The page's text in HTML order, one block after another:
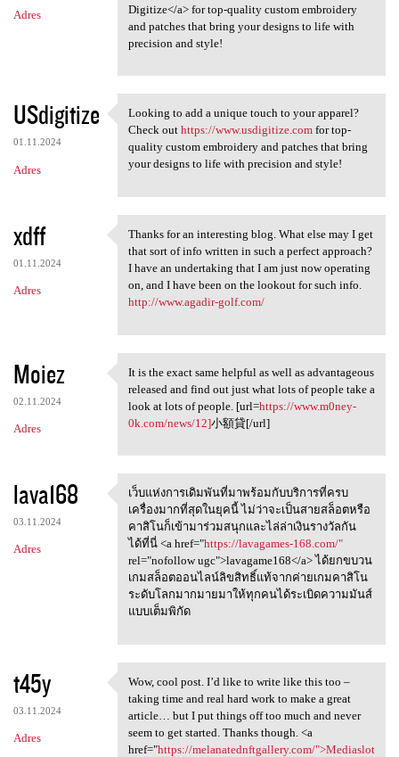
Adres
Digitize</a> for top-quality custom embroidery
and patches that bring your designs to life with
precision and style!
USdigitize
01.11.2024
Adres
Looking to add a unique touch
Looking to add a unique touch to your apparel?
Check out https://www.usdigitize.comfor top-
quality custom embroidery and patches that bring
your designs to life with precision and style!
xdff
01.11.2024
Adres
Thanks for an interesting
Thanks for an interesting blog. What else may I get
that sort of info written in such a perfect approach?
I have an undertaking that I am just now operating
on, and I have been on the lookout for such info.
http://www.agadir-golf.com/
Moiez
02.11.2024
Adres
It is the exact same helpful
It is the exact same helpful as well as advantageous
released and find out just what lots of people take a
look at lots of people. [url=https://www.m0ney-
0k.com/news/12]小額貸[/url]
lava168
03.11.2024
Adres
เว็บแห่งการเดิมพันที่มาพร้อมก
เว็บแห่งการเดิมพันที่มาพร้อมกับบริการที่ครบ
เครื่องมากที่สุดในยุคนี้ ไม่ว่าจะเป็นสายสล็อตหรือ
คาสิโนก็เข้ามาร่วมสนุกและไล่ล่าเงินรางวัลกัน
ได้ที่นี่ <a href="https://lavagames-168.com/"
rel="nofollow ugc">lavagame168</a> ได้ยกขบวน
เกมสล็อตออนไลน์ลิขสิทธิ์แท้จากค่ายเกมคาสิโน
ระดับโลกมากมายมาให้ทุกคนได้ระเบิดความมันส์
แบบเต็มพิกัด
t45y
03.11.2024
Adres
Wow, cool post. I’d like to
Wow, cool post. I’d like to write like this too –
taking time and real hard work to make a great
article… but I put things off too much and never
seem to get started. Thanks though. <a
href="https://melanatednftgallery.com/">Mediaslot